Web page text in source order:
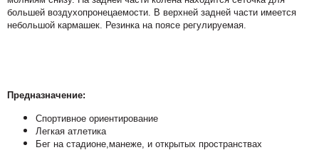
большей воздухопронецаемости. В верхней задней части имеется
небольшой кармашек. Резинка на поясе регулируемая.
Предназначение:
Спортивное ориентирование
Легкая атлетика
Бег на стадионе,манеже, и открытых пространствах